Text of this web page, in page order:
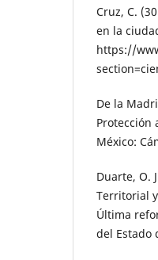
Cruz, C.
en la
https://
De la
Protección
México:
Duarte, O.
Territorial
Última
del Estado